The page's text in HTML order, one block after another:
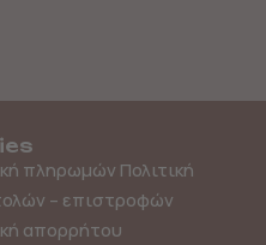
πληρωμών Πολιτική
– επιστροφών
απορρήτου